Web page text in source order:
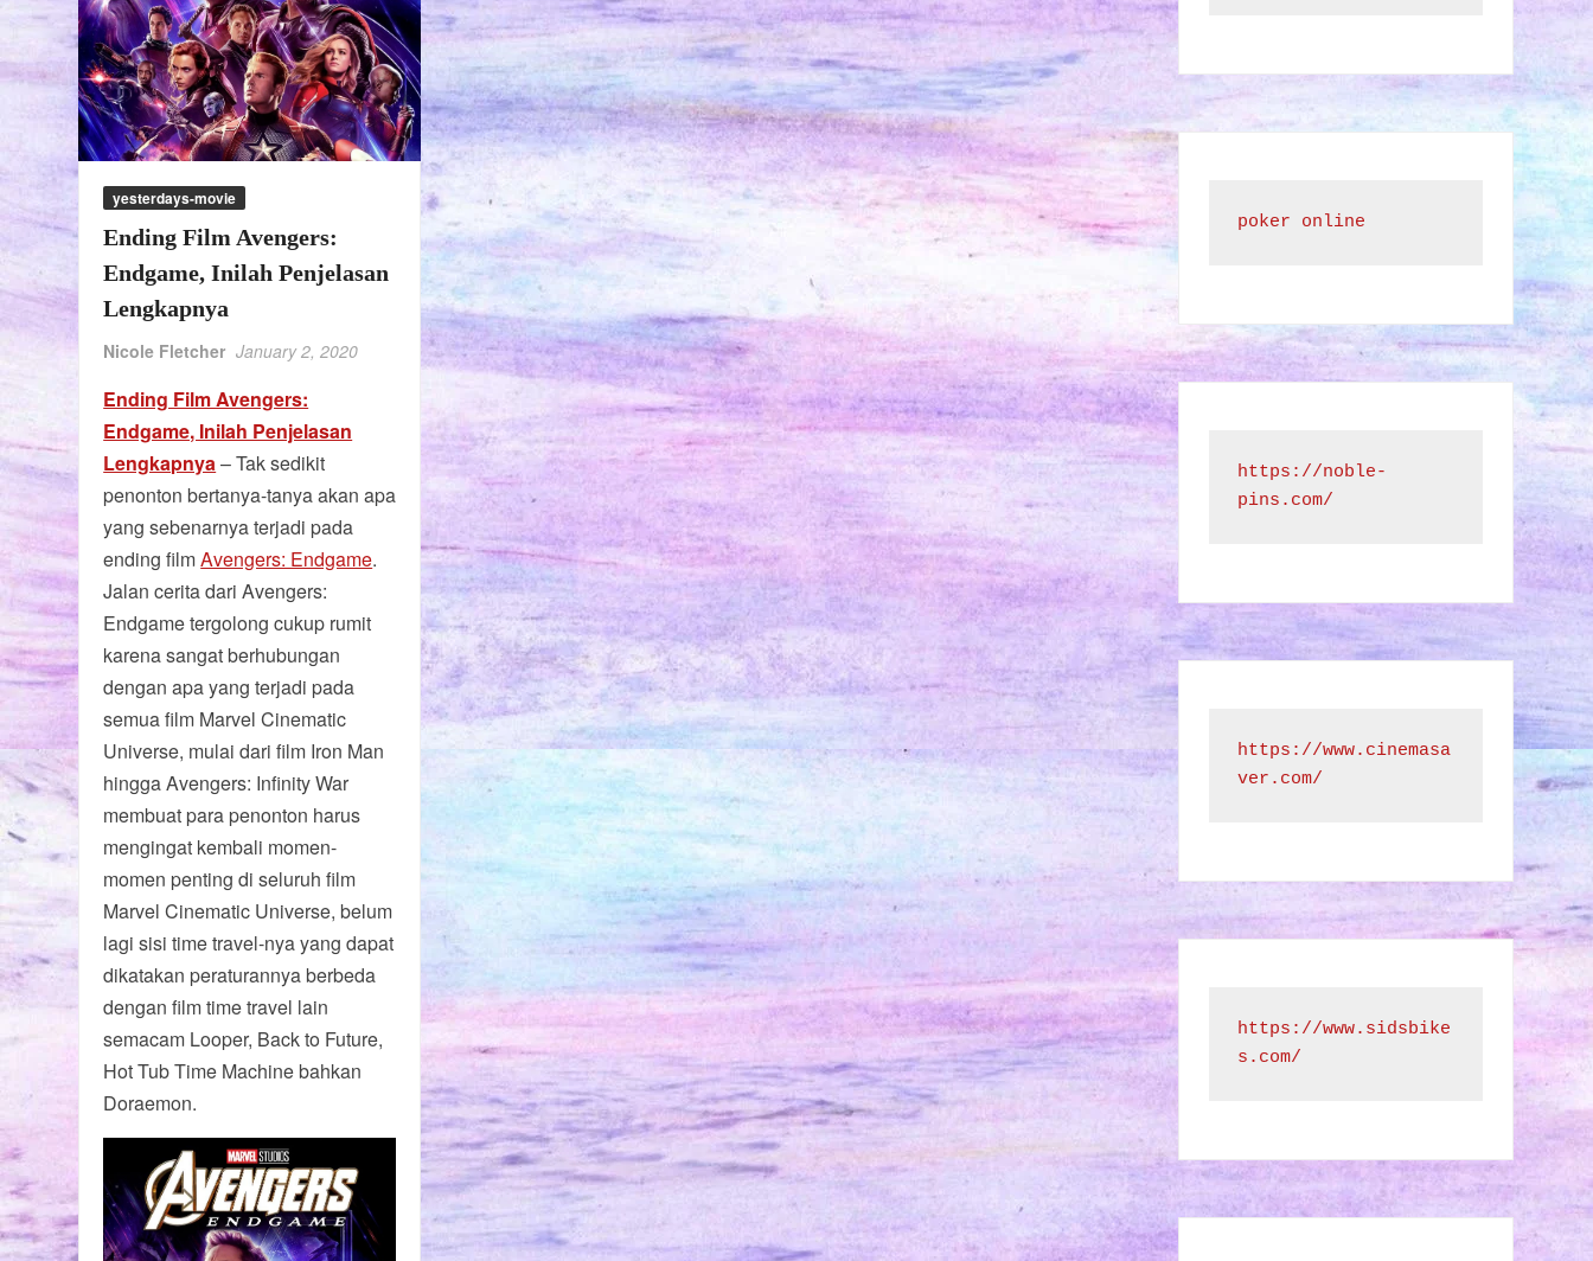
yesterdays-movie
Ending Film Avengers:
Endgame, Inilah Penjelasan
Lengkapnya
Nicole Fletcher January 2, 2020
Ending Film Avengers:
Endgame, Inilah Penjelasan
Lengkapnya– Tak sedikit
penonton bertanya-tanya akan apa
yang sebenarnya terjadi pada
ending filmAvengers: Endgame.
Jalan cerita dari Avengers:
Endgame tergolong cukup rumit
karena sangat berhubungan
dengan apa yang terjadi pada
semua film Marvel Cinematic
Universe, mulai dari film Iron Man
hingga Avengers: Infinity War
membuat para penonton harus
mengingat kembali momen-
momen penting di seluruh film
Marvel Cinematic Universe, belum
lagi sisi time travel-nya yang dapat
dikatakan peraturannya berbeda
dengan film time travel lain
semacam Looper, Back to Future,
Hot Tub Time Machine bahkan
Doraemon.
poker online
https://noble-
pins.com/
https://www.cinemasa
ver.com/
https://www.sidsbike
s.com/